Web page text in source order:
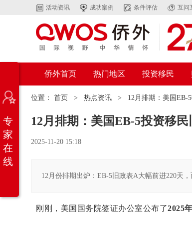
活动资讯 成功案例 条件评估 互问
侨外首页 热门地区 投资移民
位置： 首页 > 热点资讯 > 12月排期：美国EB-
12月排期：美国EB-5投资移
2025-11-20 15:18
12月份排期出炉：EB-5旧政表A大幅前进220天
刚刚，美国国务院签证办公室公布了2025
专
家
在
线